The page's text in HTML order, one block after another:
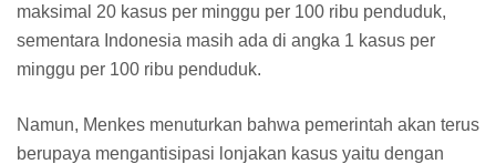
maksimal 20 kasus per minggu per 100 ribu penduduk,
sementara Indonesia masih ada di angka 1 kasus per
minggu per 100 ribu penduduk.
Namun, Menkes menuturkan bahwa pemerintah akan terus
berupaya mengantisipasi lonjakan kasus yaitu dengan